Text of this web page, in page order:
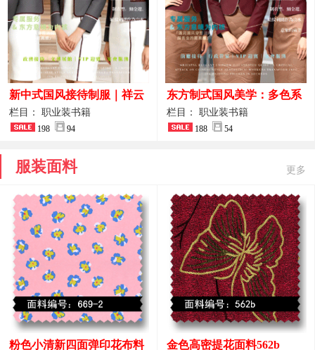
新中式国风接待制服｜祥云
刺绣打造高端厅堂东方美学
栏目： 职业装书籍
198 94
东方制式国风美学：多色系
新中式前厅管家VIP接待员
工作服合集
栏目： 职业装书籍
188 54
服装面料 更多
粉色小清新四面弹印花布料 金色高密提花面料562b